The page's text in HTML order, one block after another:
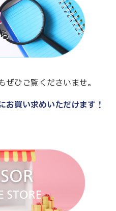
ひご覧くださいませ。
お買い求めいただけます！